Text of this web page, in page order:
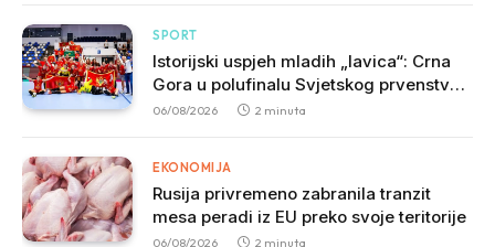
SPORT
Istorijski uspjeh mladih „lavica“: Crna
Gora u polufinalu Svjetskog prvenstva
nakon pobjede nad Slovačkom
06/08/2026 2 minuta
EKONOMIJA
Rusija privremeno zabranila tranzit
mesa peradi iz EU preko svoje teritorije
06/08/2026 2 minuta